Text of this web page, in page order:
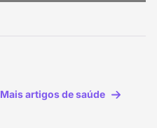
Mais artigos de saúde